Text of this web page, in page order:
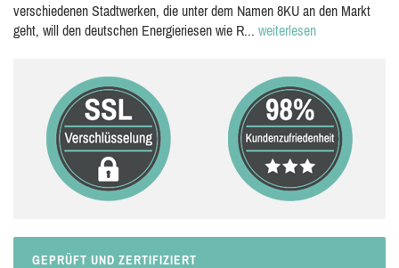
verschiedenen Stadtwerken, die unter dem Namen 8KU an den Markt
geht, will den deutschen Energieriesen wie R... weiterlesen
GEPRÜFT UND ZERTIFIZIERT